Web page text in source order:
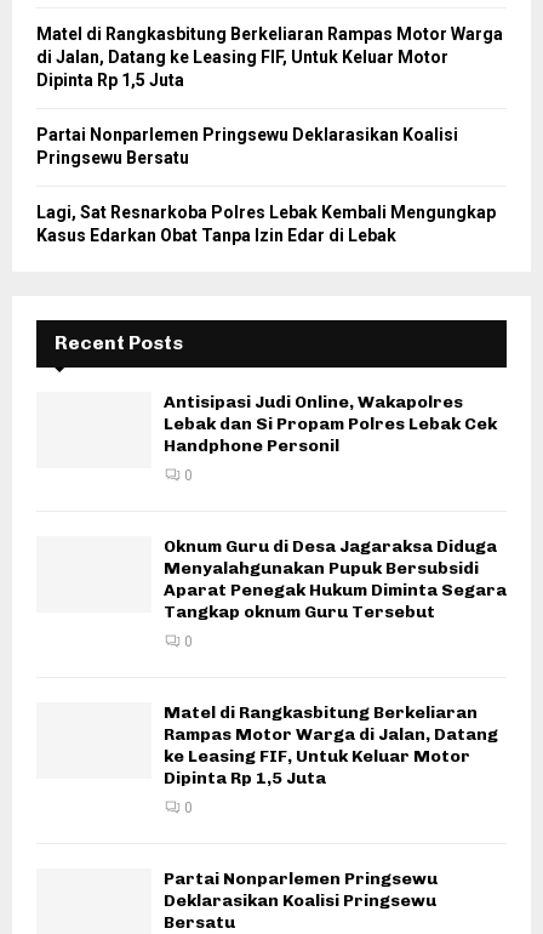
Matel di Rangkasbitung Berkeliaran Rampas Motor Warga
di Jalan, Datang ke Leasing FIF, Untuk Keluar Motor
Dipinta Rp 1,5 Juta
Partai Nonparlemen Pringsewu Deklarasikan Koalisi
Pringsewu Bersatu
Lagi, Sat Resnarkoba Polres Lebak Kembali Mengungkap
Kasus Edarkan Obat Tanpa Izin Edar di Lebak
Recent Posts
Antisipasi Judi Online, Wakapolres
Lebak dan Si Propam Polres Lebak Cek
Handphone Personil
0
Oknum Guru di Desa Jagaraksa Diduga
Menyalahgunakan Pupuk Bersubsidi
Aparat Penegak Hukum Diminta Segara
Tangkap oknum Guru Tersebut
0
Matel di Rangkasbitung Berkeliaran
Rampas Motor Warga di Jalan, Datang
ke Leasing FIF, Untuk Keluar Motor
Dipinta Rp 1,5 Juta
0
Partai Nonparlemen Pringsewu
Deklarasikan Koalisi Pringsewu
Bersatu